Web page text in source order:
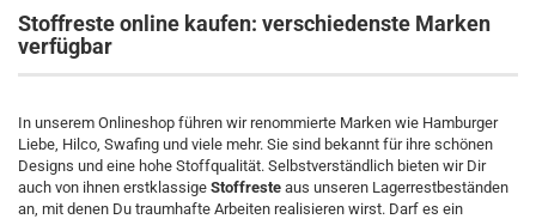
Stoffreste online kaufen: verschiedenste Marken
verfügbar
In unserem Onlineshop führen wir renommierte Marken wie Hamburger
Liebe, Hilco, Swafing und viele mehr. Sie sind bekannt für ihre schönen
Designs und eine hohe Stoffqualität. Selbstverständlich bieten wir Dir
auch von ihnen erstklassige Stoffreste aus unseren Lagerrestbeständen
an, mit denen Du traumhafte Arbeiten realisieren wirst. Darf es ein